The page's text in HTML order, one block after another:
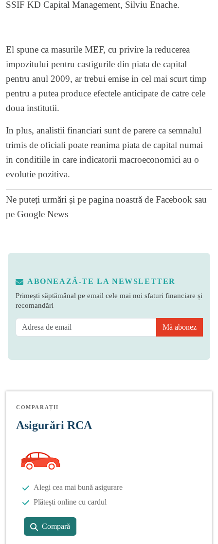
SSIF KD Capital Management, Silviu Enache.
El spune ca masurile MEF, cu privire la reducerea
impozitului pentru castigurile din piata de capital
pentru anul 2009, ar trebui emise in cel mai scurt timp
pentru a putea produce efectele anticipate de catre cele
doua institutii.
In plus, analistii financiari sunt de parere ca semnalul
trimis de oficiali poate reanima piata de capital numai
in conditiile in care indicatorii macroeconomici au o
evolutie pozitiva.
Ne puteți urmări și pe pagina noastră de Facebook sau
pe Google News
ABONEAZĂ-TE LA NEWSLETTER
Primești săptămânal pe email cele mai noi sfaturi financiare și
recomandări
Mă abonez
COMPARAȚII
Asigurări RCA
Alegi cea mai bună asigurare
Plătești online cu cardul
Compară